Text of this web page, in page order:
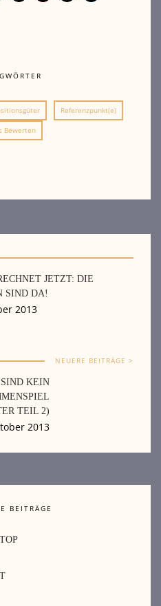
Referenzpunkt(e)
Bewerten
JETZT: DIE
SIND DA!
2013
NEUERE BEITRÄGE >
KEIN
TEIL 2)
2013
BEITRÄGE